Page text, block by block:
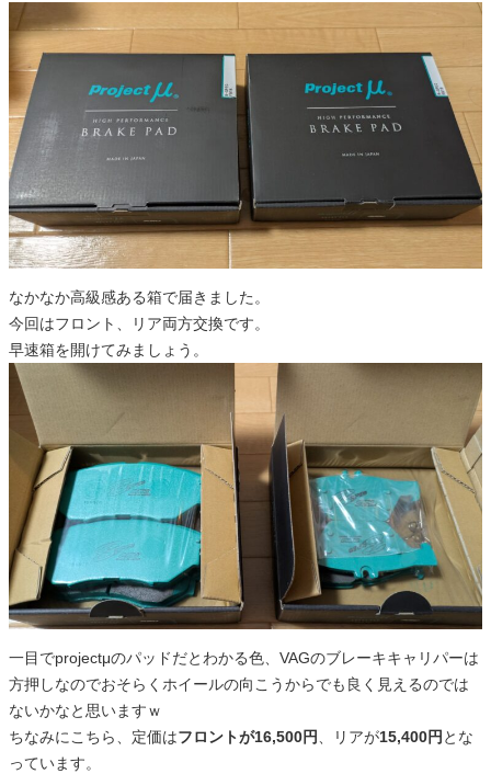
なかなか高級感ある箱で届きました。
今回はフロント、リア両方交換です。
早速箱を開けてみましょう。
一目でprojectμのパッドだとわかる色、VAGのブレーキキャリパーは
方押しなのでおそらくホイールの向こうからでも良く見えるのでは
ないかなと思いますｗ
ちなみにこちら、定価はフロントが16,500円、リアが15,400円 とな
っています。